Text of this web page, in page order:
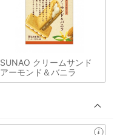
SUNAO クリームサンド
アーモンド＆バニラ